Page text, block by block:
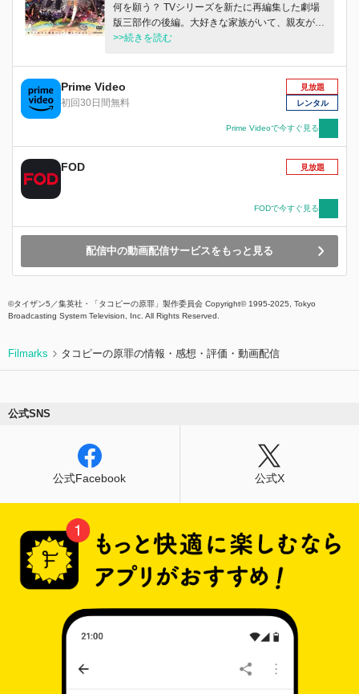
何を願う？ TVシリーズを新たに再編集した劇場
版三部作の後編。大好きな家族がいて、親友がい
て、時には笑い、時には泣く、そんなどこにでも
生、鹿目まどかも、そんな日常の中で暮らす一
人。ある日、彼女に不思議な出会いが訪れる。こ
の出会いは偶然なのか、必然なのか、彼女はまだ
>>続きを読む
Prime Video
初回30日間無料
見放題
レンタル
Prime Videoで今すぐ見る
FOD 見放題
FODで今すぐ見る
配信中の動画配信サービスをもっと見る
©タイザン5／集英社・「タコピーの原罪」製作委員会 Copyright© 1995-2025, Tokyo
Broadcasting System Television, Inc. All Rights Reserved.
Filmarks タコピーの原罪の情報・感想・評価・動画配信
公式SNS
公式Facebook 公式X